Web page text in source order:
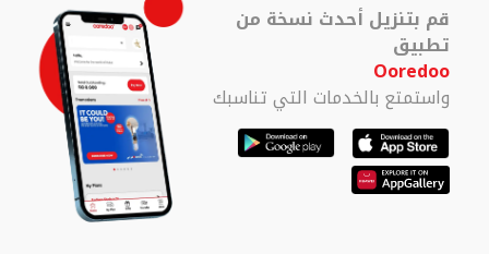
قم بتنزيل أحدث نسخة من
تطبيق
Ooredoo
واستمتع بالخدمات التي تناسبك